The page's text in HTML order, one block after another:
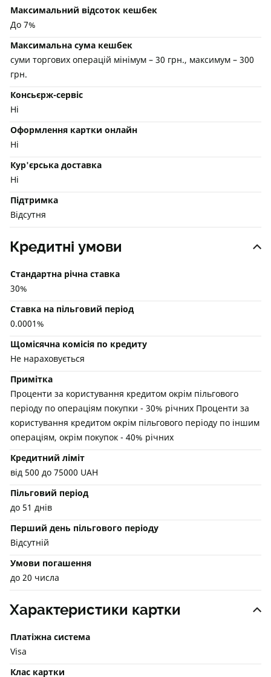
Максимальний відсоток кешбек
До 7%
Максимальна сума кешбек
суми торгових операцій мінімум – 30 грн., максимум – 300
грн.
Консьєрж-сервіс
Ні
Оформлення картки онлайн
Ні
Кур'єрська доставка
Ні
Підтримка
Відсутня
Кредитні умови
Стандартна річна ставка
30%
Ставка на пільговий період
0.0001%
Щомісячна комісія по кредиту
Не нараховується
Примітка
Проценти за користування кредитом окрім пільгового
періоду по операціям покупки - 30% річних Проценти за
користування кредитом окрім пільгового періоду по іншим
операціям, окрім покупок - 40% річних
Кредитний ліміт
від 500 до 75000 UAH
Пільговий період
до 51 днів
Перший день пільгового періоду
Відсутній
Умови погашення
до 20 числа
Характеристики картки
Платіжна система
Visa
Клас картки